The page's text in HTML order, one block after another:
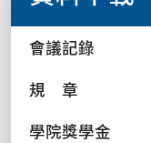
會議記錄
規 章
學院獎學金